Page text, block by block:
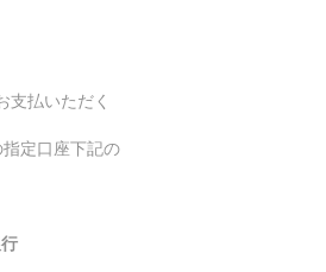
支払いただく
定口座下記の